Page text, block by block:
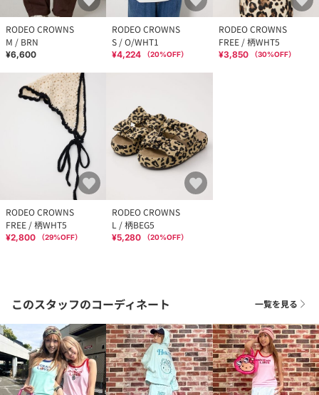
RODEO CROWNS
M / BRN
¥6,600
RODEO CROWNS
S / O/WHT1
¥4,224 （20%OFF）
RODEO CROWNS
FREE / 柄WHT5
¥3,850 （30%OFF）
RODEO CROWNS
FREE / 柄WHT5
¥2,800 （29%OFF）
RODEO CROWNS
L / 柄BEG5
¥5,280 （20%OFF）
このスタッフのコーディネート 一覧を見る